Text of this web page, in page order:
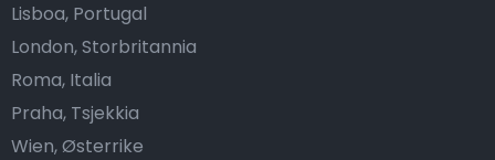
Lisboa, Portugal
London, Storbritannia
Roma, Italia
Praha, Tsjekkia
Wien, Østerrike